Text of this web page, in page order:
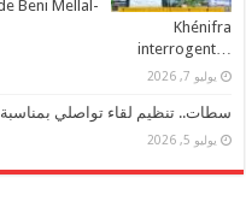
Beni Mellal-
Khénifra
…interrogent
يوليو 7, 2026
سطات.. تنظيم لقاء تواصلي بمناسبة
يوليو 5, 2026